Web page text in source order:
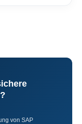
von SAP